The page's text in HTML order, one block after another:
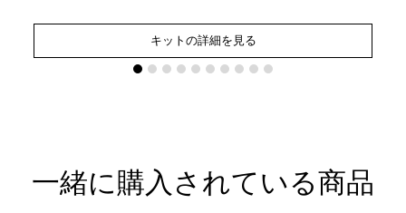
キットの詳細を見る
一緒に購入されている商品